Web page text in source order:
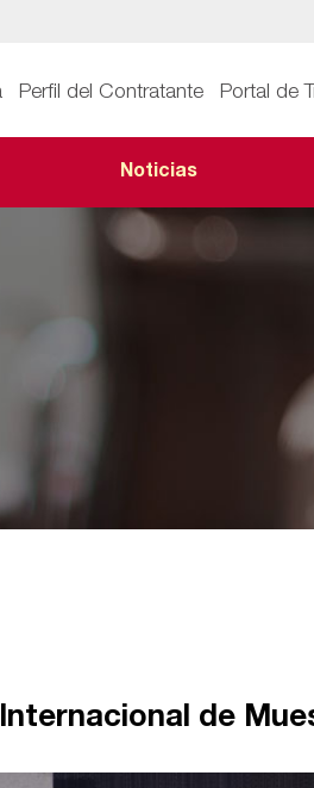
Perfil del Contratante Portal de
Noticias
de